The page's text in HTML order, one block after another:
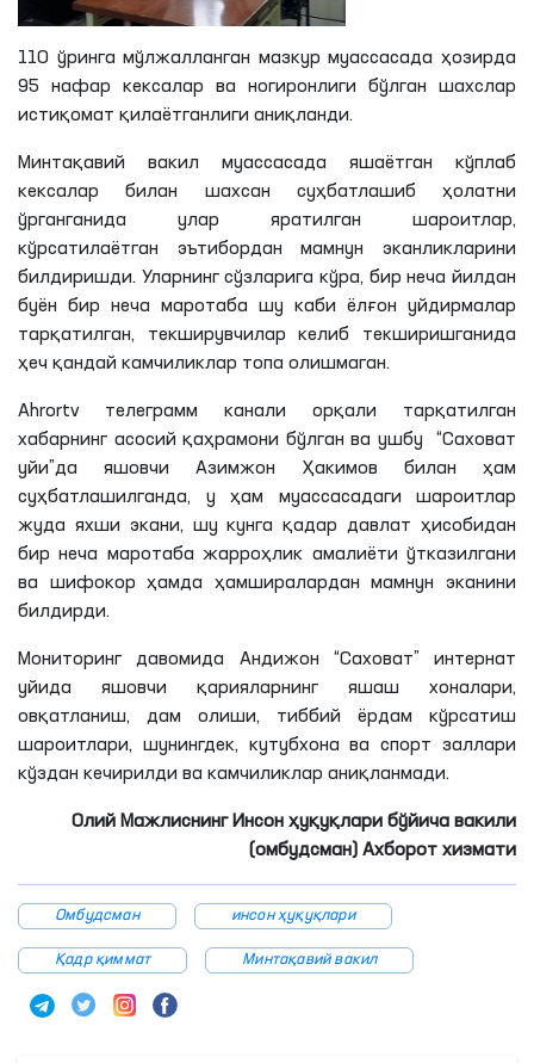
110 ўринга мўлжалланган мазкур муассасада ҳозирда
истиқомат
қилаётганлиги аниқланди.
Минтақавий вакил муассасада яшаётган кўплаб
ўрганганида улар яратилган шароитлар,
кўрсатилаётган эътибордан мамнун
билдиришди. Уларнинг сўзларига кўра, бир неча йилдан
буён бир неча маротаба шу каби ёлғон уйдирмалар
тарқатилган, текширувчилар келиб текширишганида
ҳеч қандай камчиликлар топа олишмаган.
Ahrortvтелеграммканали орқали тарқатилган
яшовчи Ҳакимов
билан ҳам
суҳбатлашилганда, у ҳам муассасадаги шароитлар
жуда яхши экани, шу кунга қадар давлат ҳисобидан
бир неча маротаба жарроҳлик амалиёти ўтказилгани
ва шифокор ҳамда ҳамширалардан мамнун эканини
билдирди.
Мониторинг давомида Андижон “Саховат” интернат
овқатланиш, дам олиши, тиббий ёрдам кўрсатиш
шароитлари, шунингдек, кутубхона ва спорт заллари
кўздан кечирилди ва камчиликлар аниқланмади.
Олий Мажлиснинг Инсон ҳуқуқлари бўйича вакили
(омбудсман) Ахборот хизмати
Қадр қиммат Минтақавий вакил